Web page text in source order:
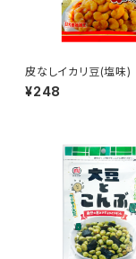
皮なしイカリ豆(塩味)
¥248